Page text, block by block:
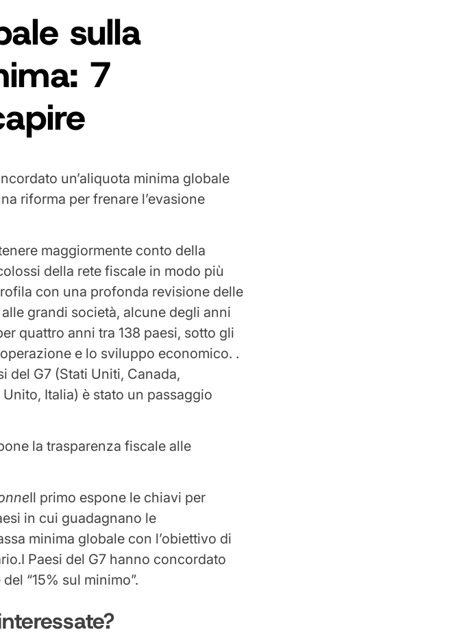
sulla
7
un’aliquota minima globale
riforma per frenare l’evasione
maggiormente conto della
della rete fiscale in modo più
con una profonda revisione delle
grandi società, alcune degli anni
quattro anni tra 138 paesi, sotto gli
e lo sviluppo economico. .
del G7 (Stati Uniti, Canada,
Italia) è stato un passaggio
la trasparenza fiscale alle
Il primo espone le chiavi per
in cui guadagnano le
minima globale con l’obiettivo di
Paesi del G7 hanno concordato
“15% sul minimo”.